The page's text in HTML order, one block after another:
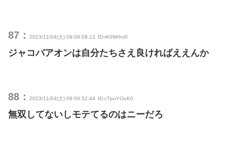
87： 2023/11/04(土) 09:09:09.13 ID:rK0W/Inr0
ジャコバアオンは自分たちさえ良ければええんか
88： 2023/11/04(土) 09:09:52.44 ID:cTpuYOuK0
無双してないしモテてるのはニーだろ